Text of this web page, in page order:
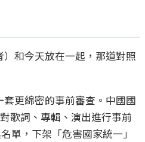
和今天放在一起，那道對照
更綿密的事前審查。中國國
歌詞、專輯、演出進行事前
單，下架「危害國家統一」